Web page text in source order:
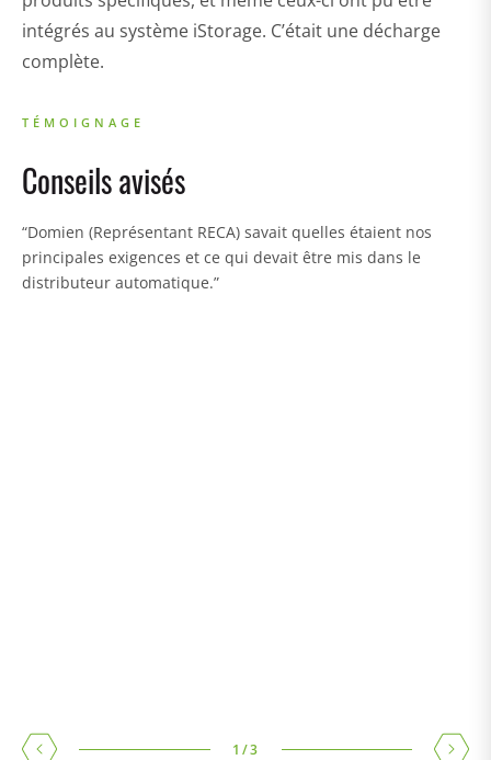
intégrés au système iStorage. C’était une décharge
complète.
TÉMOIGNAGE
Conseils avisés
“Domien (Représentant RECA) savait quelles étaient nos
principales exigences et ce qui devait être mis dans le
distributeur automatique.”
1 /3